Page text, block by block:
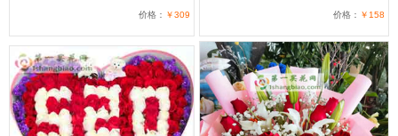
价格： ￥309 价格： ￥158